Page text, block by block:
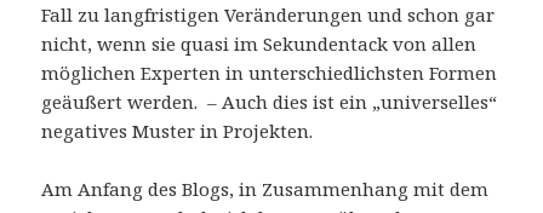
Fall zu langfristigen Veränderungen und schon gar
nicht, wenn sie quasi im Sekundentack von allen
möglichen Experten in unterschiedlichsten Formen
geäußert werden. – Auch dies ist ein „universelles“
negatives Muster in Projekten.
Am Anfang des Blogs, in Zusammenhang mit dem